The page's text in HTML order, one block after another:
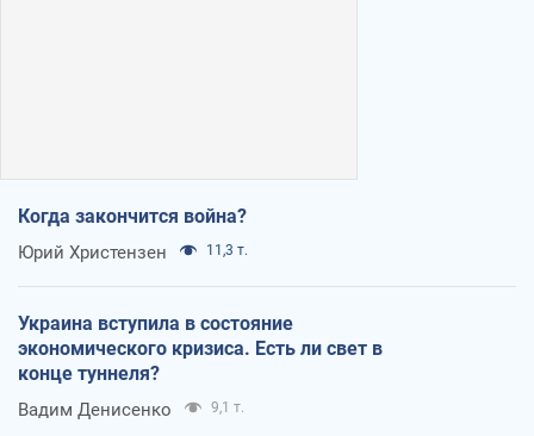
Когда закончится война?
Юрий Христензен 11,3 т.
Украина вступила в состояние
экономического кризиса. Есть ли свет в
конце туннеля?
Вадим Денисенко 9,1 т.